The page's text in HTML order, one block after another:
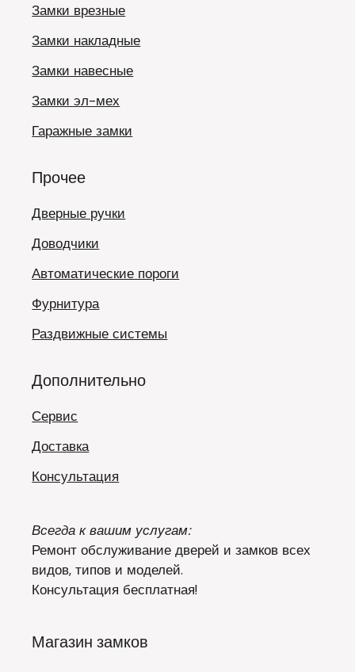
Замки врезные
Замки накладные
Замки навесные
Замки эл-мех
Гаражные замки
Прочее
Дверные ручки
Доводчики
Автоматические пороги
Фурнитура
Раздвижные системы
Дополнительно
Сервис
Доставка
Консультация
Всегда к вашим услугам:
Ремонт обслуживание дверей и замков всех
видов, типов и моделей.
Консультация бесплатная!
Магазин замков